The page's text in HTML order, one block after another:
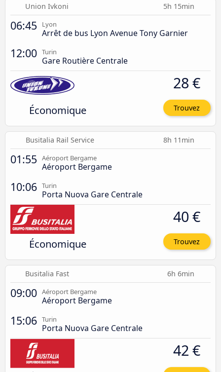
Union Ivkoni 5h 15min
06:45 Lyon
Arrêt de bus Lyon Avenue Tony Garnier
12:00 Turin
Gare Routière Centrale
Économique
28 €
Trouvez
Busitalia Rail Service 8h 11min
01:55 Aéroport Bergame
Aéroport Bergame
10:06 Turin
Porta Nuova Gare Centrale
Économique
40 €
Trouvez
Busitalia Fast 6h 6min
09:00 Aéroport Bergame
Aéroport Bergame
15:06 Turin
Porta Nuova Gare Centrale
42 €